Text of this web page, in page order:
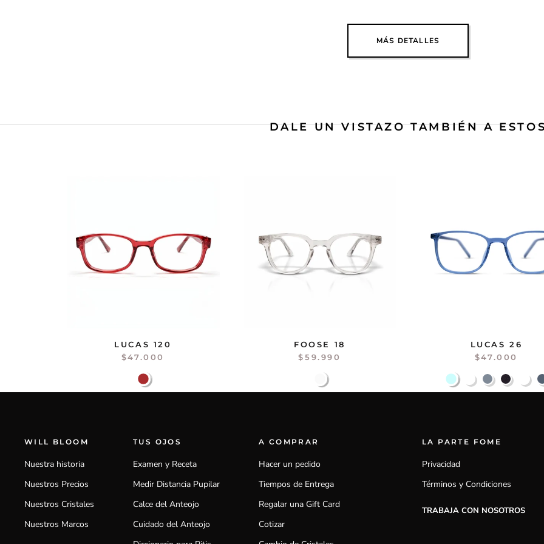
MÁS DETALLES
DALE UN VISTAZO TAMBIÉN A
LUCAS 120
$47.000
FOOSE 18
$59.990
LUCAS 26
$47.000
WILL BLOOM
Nuestra historia
Nuestros Precios
Nuestros Cristales
Nuestros Marcos
TUS OJOS
Examen y Receta
Medir Distancia Pupilar
Calce del Anteojo
Cuidado del Anteojo
A COMPRAR
Hacer un pedido
Tiempos de Entrega
Regalar una Gift Card
Cotizar
LA PARTE FOME
Privacidad
Términos y Condiciones
TRABAJA CON NOSOTROS